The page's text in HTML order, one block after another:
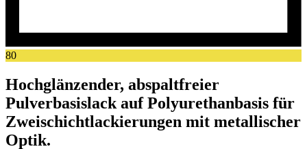
80
Hochglänzender, abspaltfreier
Pulverbasislack auf Polyurethanbasis für
Zweischichtlackierungen mit metallischer
Optik.